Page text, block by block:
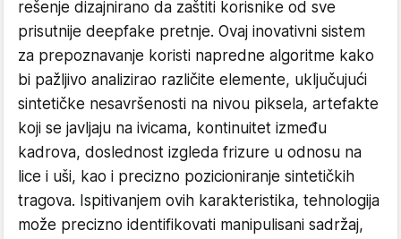
rešenje dizajnirano da zaštiti korisnike od sve
prisutnije deepfake pretnje. Ovaj inovativni sistem
za prepoznavanje koristi napredne algoritme kako
bi pažljivo analizirao različite elemente, uključujući
sintetičke nesavršenosti na nivou piksela, artefakte
koji se javljaju na ivicama, kontinuitet između
kadrova, doslednost izgleda frizure u odnosu na
lice i uši, kao i precizno pozicioniranje sintetičkih
tragova. Ispitivanjem ovih karakteristika, tehnologija
može precizno identifikovati manipulisani sadržaj,